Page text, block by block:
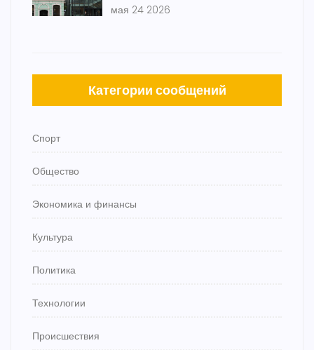
мая 24 2026
Категории сообщений
Спорт
Общество
Экономика и финансы
Культура
Политика
Технологии
Происшествия